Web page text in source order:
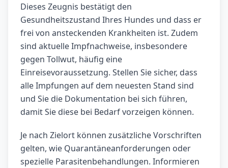
Dieses Zeugnis bestätigt den
Gesundheitszustand Ihres Hundes und dass er
frei von ansteckenden Krankheiten ist. Zudem
sind aktuelle Impfnachweise, insbesondere
gegen Tollwut, häufig eine
Einreisevoraussetzung. Stellen Sie sicher, dass
alle Impfungen auf dem neuesten Stand sind
und Sie die Dokumentation bei sich führen,
damit Sie diese bei Bedarf vorzeigen können.
Je nach Zielort können zusätzliche Vorschriften
gelten, wie Quarantäneanforderungen oder
spezielle Parasitenbehandlungen. Informieren